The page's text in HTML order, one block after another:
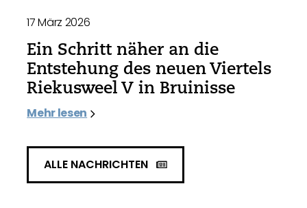
17 März 2026
Ein Schritt näher an die
Entstehung des neuen Viertels
Riekusweel V in Bruinisse
Mehr lesen
ALLE NACHRICHTEN